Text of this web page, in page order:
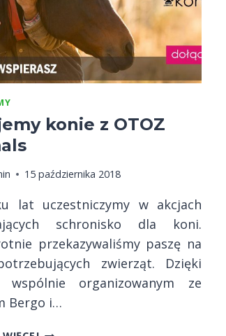
konie z OTOZ
15 października 2018
lat uczestniczymy w akcjach
schronisko dla koni.
przekazywaliśmy paszę na
zwierząt. Dzięki
wspólnie organizowanym ze
Bergo i…
RATUJEMY